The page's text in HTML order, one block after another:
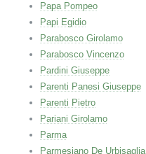
Papa Pompeo
Papi Egidio
Parabosco Girolamo
Parabosco Vincenzo
Pardini Giuseppe
Parenti Panesi Giuseppe
Parenti Pietro
Pariani Girolamo
Parma
Parmesiano De Urbisaglia